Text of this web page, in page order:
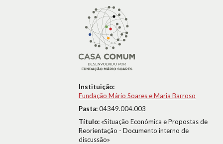
Instituição:
Fundação Mário Soares e Maria Barroso
Pasta:04349.004.003
Título: «Situação Económica e Propostas de
Reorientação - Documento interno de
discussão»